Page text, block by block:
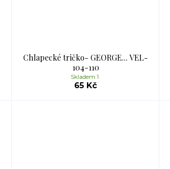
Chlapecké tričko- GEORGE... VEL-
104-110
65 Kč
Skladem 1